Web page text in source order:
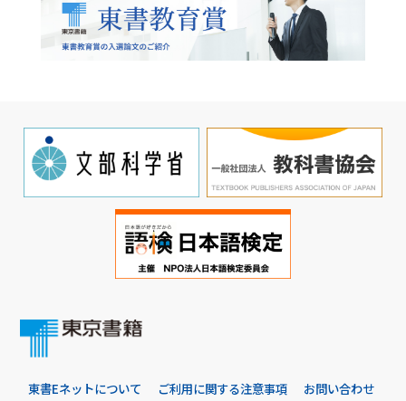
東書Eネットについて ご利用に関する注意事項 お問い合わせ